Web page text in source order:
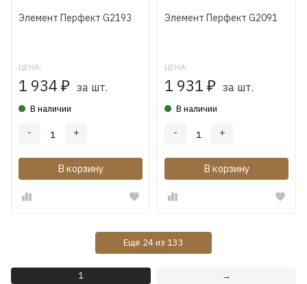
Элемент Перфект G2193
ЦЕНА:
1 934 ₽ за шт.
В наличии
- +
В корзину
Элемент Перфект G2091
ЦЕНА:
1 931 ₽ за шт.
В наличии
- +
В корзину
Еще 24из 133
1 →